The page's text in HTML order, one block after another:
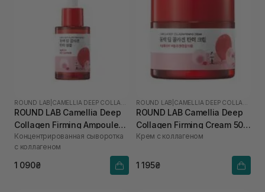
ROUND LAB
ROUND LAB Camellia Deep
Collagen Firming Ampoule
30 мл
Концентрированная сыворотка
с коллагеном
1 090₴
ROUND LAB
ROUND LAB Camellia Deep
Collagen Firming Cream 50
мл
Крем с коллагеном
1 195₴